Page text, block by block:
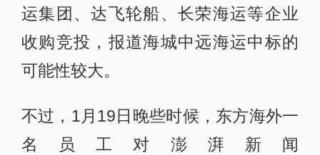
运集团、达飞轮船、长荣海运等企业
收购竞投，报道海城中远海运中标的
可能性较大。
不过，1月19日晚些时候，东方海外一
名员工对澎湃新闻